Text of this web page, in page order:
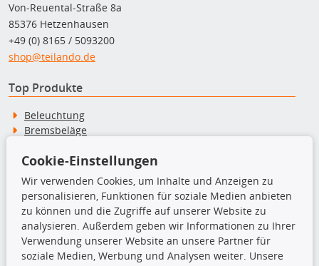
Von-Reuental-Straße 8a
85376 Hetzenhausen
+49 (0) 8165 / 5093200
shop@teilando.de
Top Produkte
Beleuchtung
Bremsbeläge
Kupplungssatz
Querlenker
Radlager
Stoßdämpfer
TecDoc Inside
Cookie-Einstellungen
Wir verwenden Cookies, um Inhalte und Anzeigen zu
personalisieren, Funktionen für soziale Medien anbieten
zu können und die Zugriffe auf unserer Website zu
analysieren. Außerdem geben wir Informationen zu Ihrer
Verwendung unserer Website an unsere Partner für
soziale Medien, Werbung und Analysen weiter. Unsere